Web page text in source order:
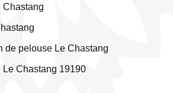
Chastang
de pelouse Le Chastang
Le Chastang 19190